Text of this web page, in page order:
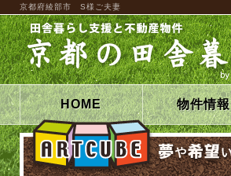
京都府綾部市 S様ご夫妻
HOME 物件情報